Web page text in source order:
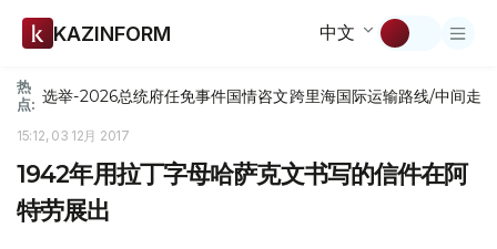
KAZINFORM 中文
热
点: 选举-2026总统府任免事件国情咨文跨里海国际运输路线/中间走廊
15:12, 03 12月 2017
1942年用拉丁字母哈萨克文书写的信件在阿
特劳展出